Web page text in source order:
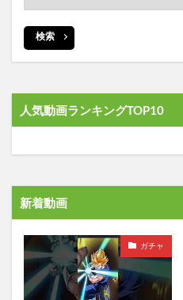
検索
人気動画ランキングTOP10
新着動画
ガチャ